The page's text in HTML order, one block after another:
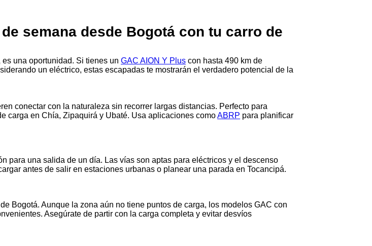
semana desde Bogotá con tu carro de
una oportunidad. Si tienes un GAC AION Y Plus con hasta 490 km de
un eléctrico, estas escapadas te mostrarán el verdadero potencial de la
conectar con la naturaleza sin recorrer largas distancias. Perfecto para
carga en Chía, Zipaquirá y Ubaté. Usa aplicaciones comoABRP para planificar
para una salida de un día. Las vías son aptas para eléctricos y el descenso
antes de salir en estaciones urbanas o planear una parada en Tocancipá.
Bogotá. Aunque la zona aún no tiene puntos de carga, los modelos GAC con
Asegúrate de partir con la carga completa y evitar desvíos